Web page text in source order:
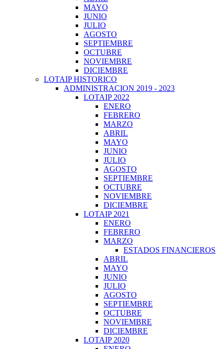
MAYO
JUNIO
JULIO
AGOSTO
SEPTIEMBRE
OCTUBRE
NOVIEMBRE
DICIEMBRE
LOTAIP HISTORICO
ADMINISTRACION 2019 - 2023
LOTAIP 2022
ENERO
FEBRERO
MARZO
ABRIL
MAYO
JUNIO
JULIO
AGOSTO
SEPTIEMBRE
OCTUBRE
NOVIEMBRE
DICIEMBRE
LOTAIP 2021
ENERO
FEBRERO
MARZO
ESTADOS FINANCIEROS
ABRIL
MAYO
JUNIO
JULIO
AGOSTO
SEPTIEMBRE
OCTUBRE
NOVIEMBRE
DICIEMBRE
LOTAIP 2020